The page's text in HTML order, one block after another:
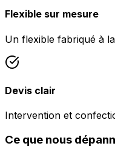
Flexible sur mesure
Un flexible fabriqué à
Devis clair
Intervention et
Ce que nous